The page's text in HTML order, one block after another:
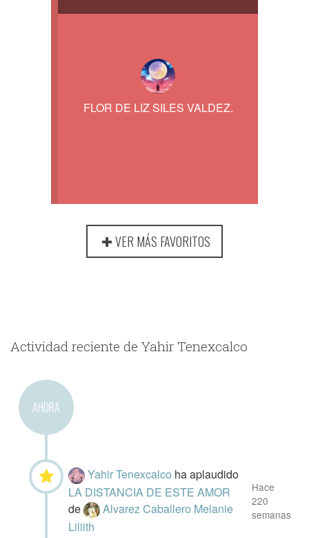
FLOR DE LIZ SILES VALDEZ.
VER MÁS FAVORITOS
Actividad reciente de Yahir Tenexcalco
AHORA
Yahir Tenexcalco ha aplaudido
LA DISTANCIA DE ESTE AMOR
de
Alvarez Caballero Melanie
Liliith
Hace
220
semanas